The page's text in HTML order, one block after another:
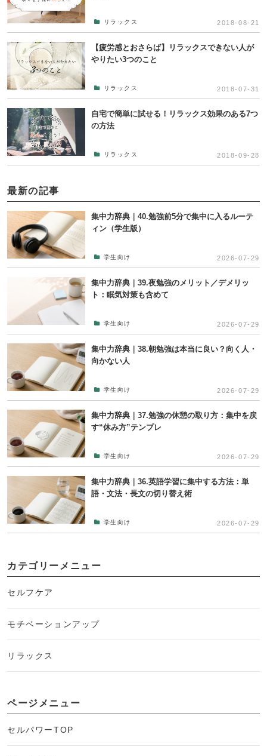
リラックス 2018-08-21
【疲労感とおさらば】リラックスできない人が
やりたい3つのこと
リラックス 2018-07-31
自宅で簡単に試せる！リラックス効果のある7つ
の方法
リラックス 2018-09-28
最新の記事
集中力辞典｜40.勉強前5分で集中に入るルーテ
ィン（学生版）
学生向け 2026-07-29
集中力辞典｜39.夜勉強のメリット／デメリッ
ト：眠気対策も含めて
学生向け 2026-07-29
集中力辞典｜38.朝勉強は本当に良い？向く人・
向かない人
学生向け 2026-07-29
集中力辞典｜37.勉強の休憩の取り方：集中を戻
す“休み方”テンプレ
学生向け 2026-07-29
集中力辞典｜36.英語学習に集中する方法：単
語・文法・長文の切り替え術
学生向け 2026-07-29
カテゴリーメニュー
セルフケア
モチベーションアップ
リラックス
ページメニュー
セルパワーTOP